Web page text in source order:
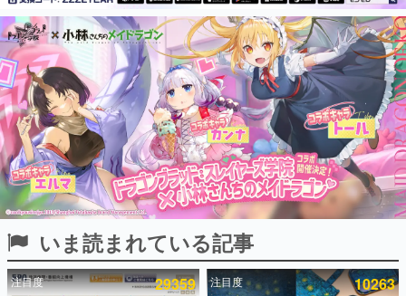
ピックアップ
電ファミのいま読まれている記事ランキング
アプリセール情報
インタビュー
連載・特集一覧
殿堂入り記事
SNS拡散数が数千以上！ ページビュー数万以上！ などな
ど。多くの人々に読まれた、電ファミ渾身の“殿堂入り”記
事をまとめました。
いま読まれている記事
注目度 29359 注目度 10263